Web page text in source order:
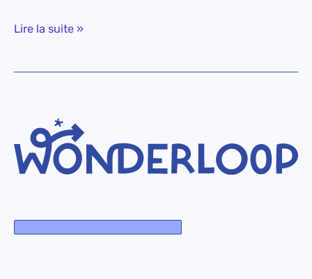
Lire la suite »